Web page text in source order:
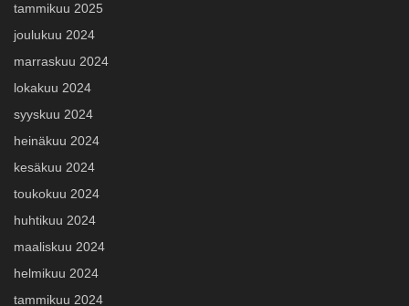
tammikuu 2025
joulukuu 2024
marraskuu 2024
lokakuu 2024
syyskuu 2024
heinäkuu 2024
kesäkuu 2024
toukokuu 2024
huhtikuu 2024
maaliskuu 2024
helmikuu 2024
tammikuu 2024